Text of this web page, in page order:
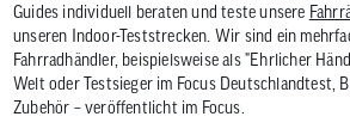
Guides individuell beraten und teste unsere
unseren Indoor-Teststrecken. Wir sind ein
Fahrradhändler, beispielsweise als "Ehrlicher
Welt oder Testsieger im Focus Deutschlandtest,
Zubehör – veröffentlicht im Focus.